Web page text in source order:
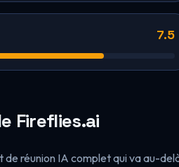
7.5
Fireflies.ai
de réunion IA complet qui va au-